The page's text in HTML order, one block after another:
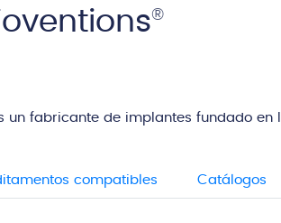
®
un fabricante de implantes fundado
compatibles Catálogos